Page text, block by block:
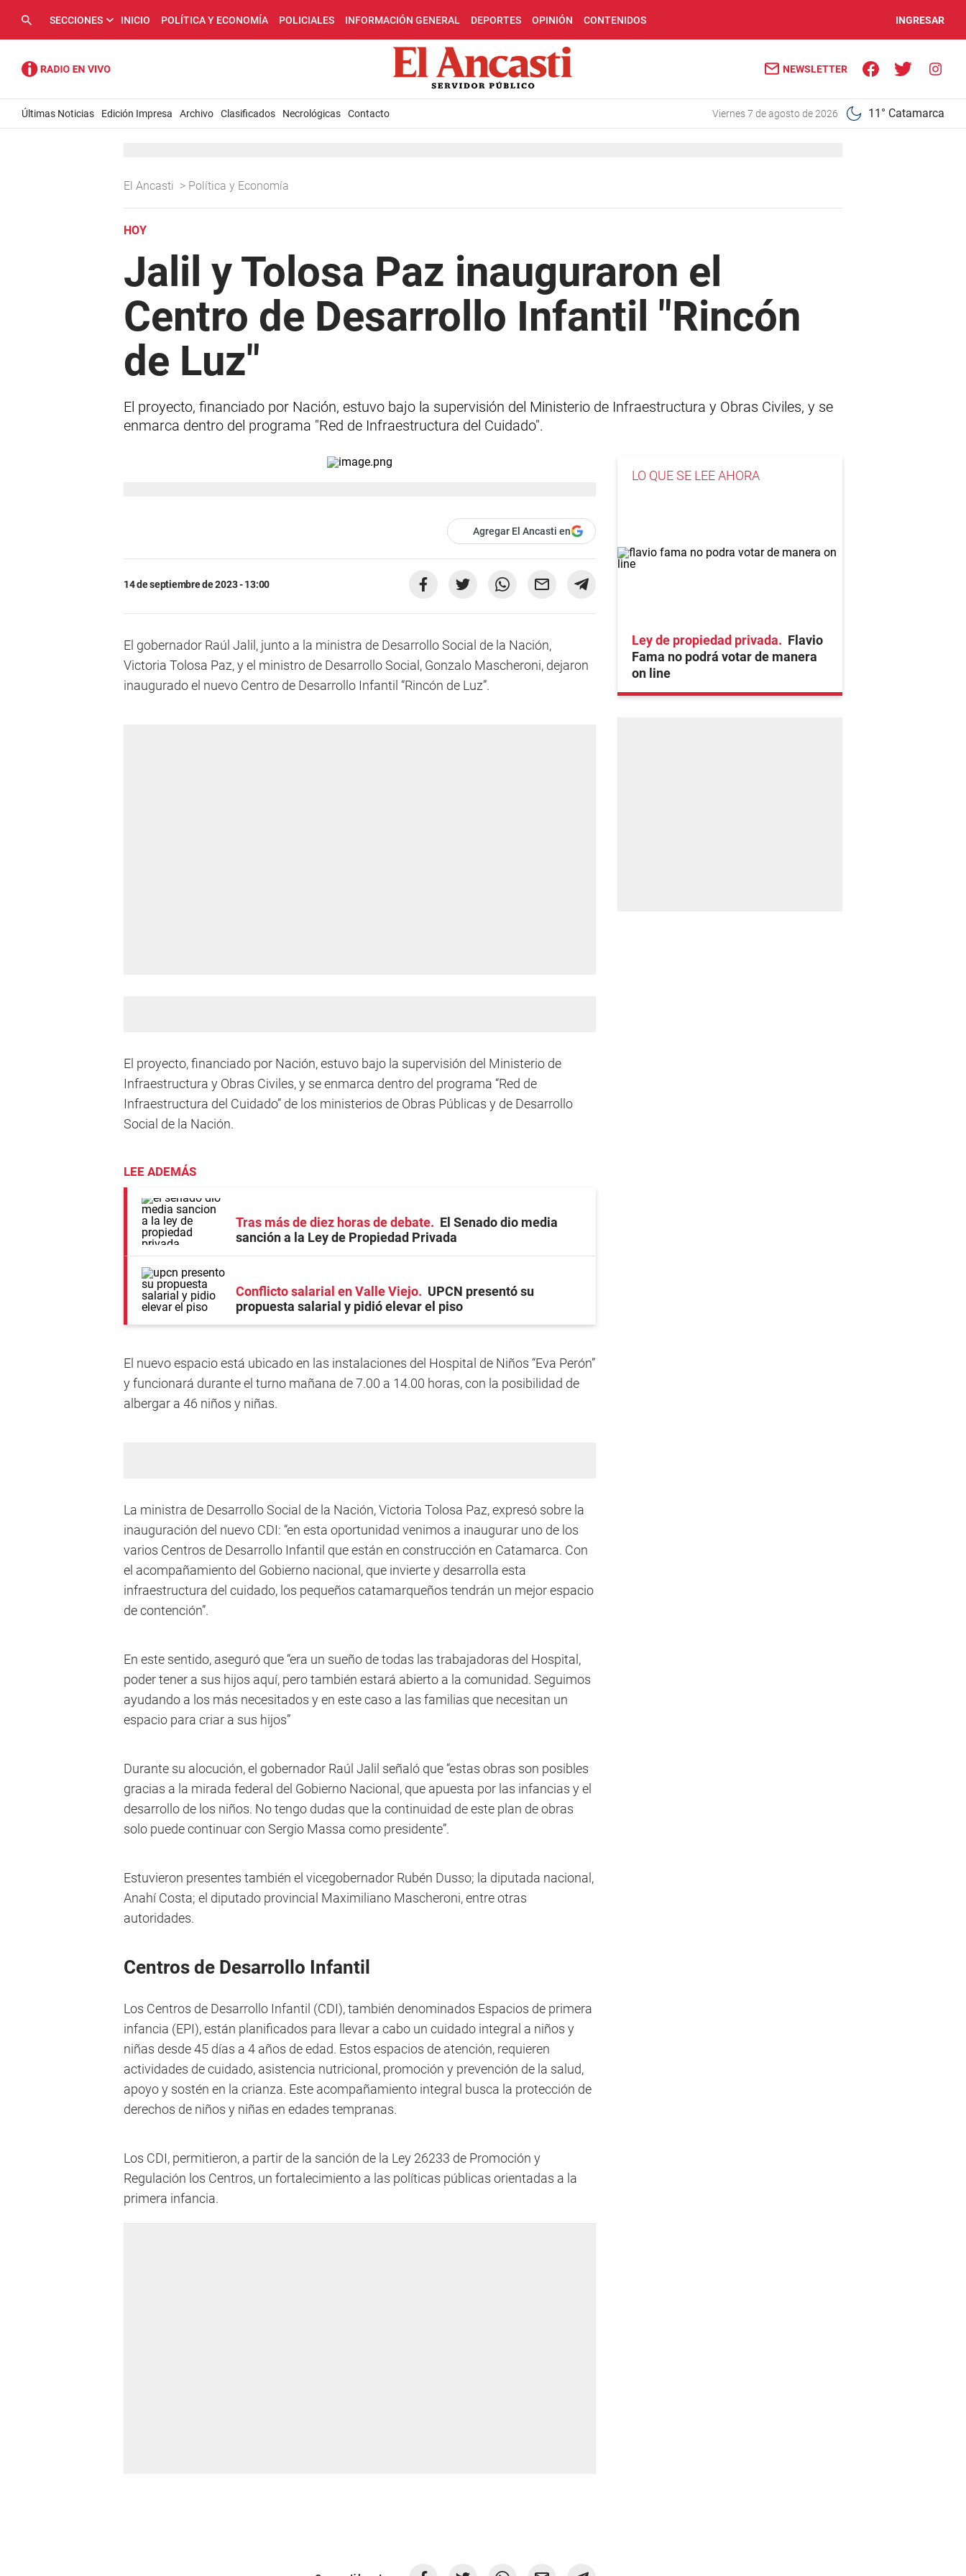
SECCIONES INICIO POLÍTICA Y ECONOMÍA POLICIALES INFORMACIÓN GENERAL DEPORTES OPINIÓN CONTENIDOS INGRESAR
NEWSLETTER
Últimas Noticias Edición Impresa Archivo Clasificados Necrológicas Contacto viernes 7 de agosto de 2026 11° Catamarca
El Ancasti > Política y Economía
HOY
Jalil y Tolosa Paz inauguraron el
Centro de Desarrollo Infantil "Rincón
de Luz"
El proyecto, financiado por Nación, estuvo bajo la supervisión del Ministerio de Infraestructura y Obras Civiles, y se
enmarca dentro del programa "Red de Infraestructura del Cuidado".
Agregar El Ancasti en
14 de septiembre de 2023 - 13:00
El gobernador Raúl Jalil, junto a la ministra de Desarrollo Social de la Nación,
Victoria Tolosa Paz, y el ministro de Desarrollo Social, Gonzalo Mascheroni, dejaron
inaugurado el nuevo Centro de Desarrollo Infantil “Rincón de Luz”.
El proyecto, financiado por Nación, estuvo bajo la supervisión del Ministerio de
Infraestructura y Obras Civiles, y se enmarca dentro del programa “Red de
Infraestructura del Cuidado” de los ministerios de Obras Públicas y de Desarrollo
Social de la Nación.
LEE ADEMÁS
Tras más de diez horas de debate
El Senado dio media
sanción a la Ley de Propiedad Privada
Conflicto salarial en Valle Viejo
UPCN presentó su
propuesta salarial y pidió elevar el piso
El nuevo espacio está ubicado en las instalaciones del Hospital de Niños “Eva Perón”
y funcionará durante el turno mañana de 7.00 a 14.00 horas, con la posibilidad de
albergar a 46 niños y niñas.
La ministra de Desarrollo Social de la Nación, Victoria Tolosa Paz, expresó sobre la
inauguración del nuevo CDI: “en esta oportunidad venimos a inaugurar uno de los
varios Centros de Desarrollo Infantil que están en construcción en Catamarca. Con
el acompañamiento del Gobierno nacional, que invierte y desarrolla esta
infraestructura del cuidado, los pequeños catamarqueños tendrán un mejor espacio
de contención”.
En este sentido, aseguró que “era un sueño de todas las trabajadoras del Hospital,
poder tener a sus hijos aquí, pero también estará abierto a la comunidad. Seguimos
ayudando a los más necesitados y en este caso a las familias que necesitan un
espacio para criar a sus hijos”
Durante su alocución, el gobernador Raúl Jalil señaló que “estas obras son posibles
gracias a la mirada federal del Gobierno Nacional, que apuesta por las infancias y el
desarrollo de los niños. No tengo dudas que la continuidad de este plan de obras
solo puede continuar con Sergio Massa como presidente”.
Estuvieron presentes también el vicegobernador Rubén Dusso; la diputada nacional,
Anahí Costa; el diputado provincial Maximiliano Mascheroni, entre otras
autoridades.
Centros de Desarrollo Infantil
Los Centros de Desarrollo Infantil (CDI), también denominados Espacios de primera
infancia (EPI), están planificados para llevar a cabo un cuidado integral a niños y
niñas desde 45 días a 4 años de edad. Estos espacios de atención, requieren
actividades de cuidado, asistencia nutricional, promoción y prevención de la salud,
apoyo y sostén en la crianza. Este acompañamiento integral busca la protección de
derechos de niños y niñas en edades tempranas.
Los CDI, permitieron, a partir de la sanción de la Ley 26233 de Promoción y
Regulación los Centros, un fortalecimiento a las políticas públicas orientadas a la
primera infancia.
LO QUE SE LEE AHORA
Ley de propiedad privada
Flavio
Fama no podrá votar de manera
on line